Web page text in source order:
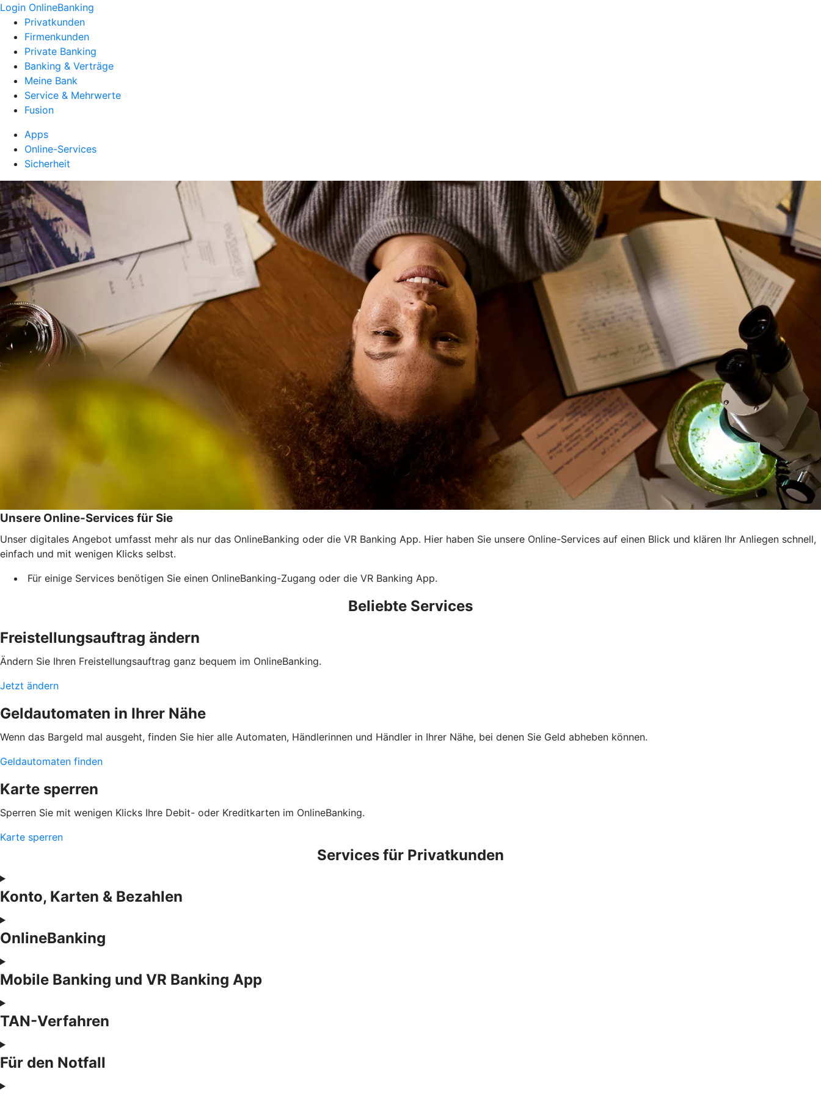
Login OnlineBanking
Privatkunden
Firmenkunden
Private Banking
Banking & Verträge
Meine Bank
Service & Mehrwerte
Fusion
Apps
Online-Services
Sicherheit
Unsere Online-Services für Sie
Unser digitales Angebot umfasst mehr als nur das OnlineBanking oder die VR Banking App. Hier haben Sie unsere Online-Services auf einen Blick und klären Ihr Anliegen schnell,
einfach und mit wenigen Klicks selbst.
Für einige Services benötigen Sie einen OnlineBanking-Zugang oder die VR Banking App.
Beliebte Services
Freistellungsauftrag ändern
Ändern Sie Ihren Freistellungsauftrag ganz bequem im OnlineBanking.
Jetzt ändern
Geldautomaten in Ihrer Nähe
Wenn das Bargeld mal ausgeht, finden Sie hier alle Automaten, Händlerinnen und Händler in Ihrer Nähe, bei denen Sie Geld abheben können.
Geldautomaten finden
Karte sperren
Sperren Sie mit wenigen Klicks Ihre Debit- oder Kreditkarten im OnlineBanking.
Karte sperren
Services für Privatkunden
Konto, Karten & Bezahlen
OnlineBanking
Mobile Banking und VR Banking App
TAN-Verfahren
Für den Notfall